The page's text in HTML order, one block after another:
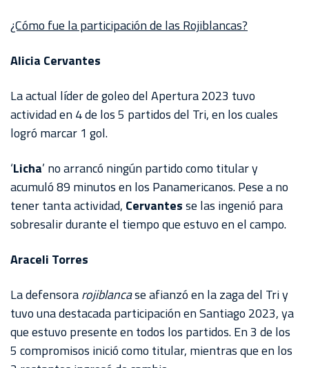
AKRON
TOUR
ESTADIO
AKRON
¿Cómo fue la participación de las Rojiblancas?
Alicia Cervantes
La actual líder de goleo del Apertura 2023 tuvo
actividad en 4 de los 5 partidos del Tri, en los cuales
logró marcar 1 gol.
‘Licha’ no arrancó ningún partido como titular y
acumuló 89 minutos en los Panamericanos. Pese a no
tener tanta actividad, Cervantesse las ingenió para
sobresalir durante el tiempo que estuvo en el campo.
Araceli Torres
La defensorarojiblancase afianzó en la zaga del Tri y
tuvo una destacada participación en Santiago 2023, ya
que estuvo presente en todos los partidos. En 3 de los
5 compromisos inició como titular, mientras que en los